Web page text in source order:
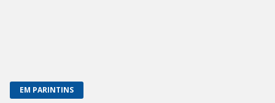
EM PARINTINS